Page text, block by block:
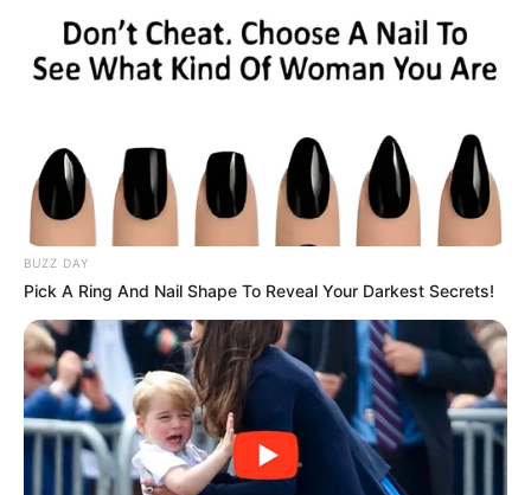
BUZZ DAY
Pick A Ring And Nail Shape To Reveal Your Darkest Secrets!